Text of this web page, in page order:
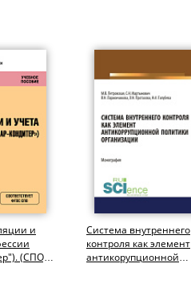
и
(СПО).
Система внутреннего
контроля как элемент
антикорупционной